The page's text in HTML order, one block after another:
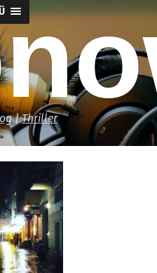
|Thriller